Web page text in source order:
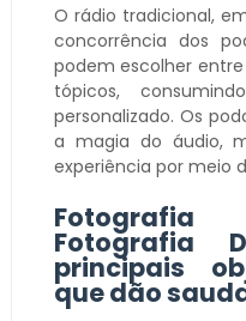
O rádio tradicional,
concorrência dos
podem escolher
tópicos,
personalizado. Os
a magia do áudio,
experiência por meio
Fotografia
Fotografia
principais
que dão